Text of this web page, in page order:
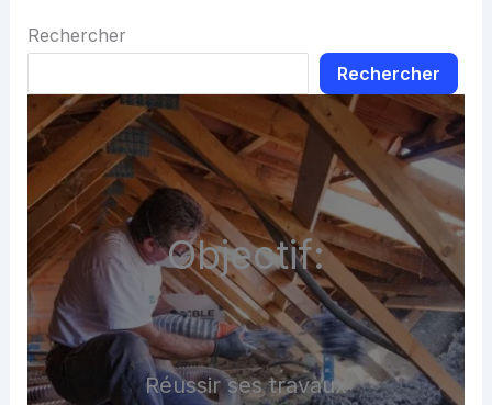
Rechercher
Rechercher
Objectif:
Réussir ses travaux